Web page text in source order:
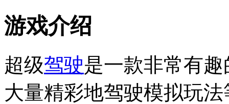
游戏介绍
超级驾驶是一款非常有
大量精彩地驾驶模拟玩